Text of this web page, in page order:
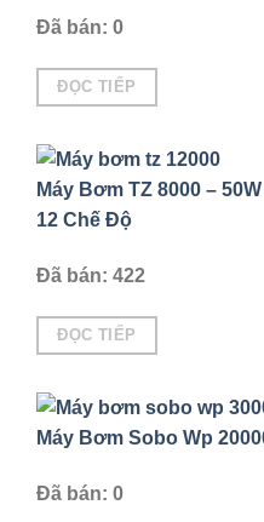
Đã bán: 0
ĐỌC TIẾP
Máy Bơm TZ 8000 –
12 Chế Độ
Đã bán: 422
ĐỌC TIẾP
Máy Bơm Sobo Wp
Đã bán: 0